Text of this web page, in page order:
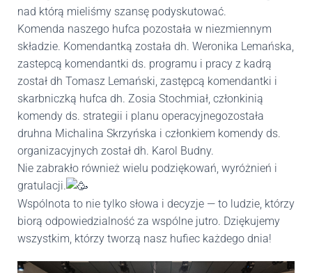
nad którą mieliśmy szansę podyskutować.
Komenda naszego hufca pozostała w niezmiennym
składzie. Komendantką została dh. Weronika Lemańska,
zastepcą komendantki ds. programu i pracy z kadrą
został dh Tomasz Lemański, zastępcą komendantki i
skarbniczką hufca dh. Zosia Stochmiał, członkinią
komendy ds. strategii i planu operacyjnegozostała
druhna Michalina Skrzyńska i członkiem komendy ds.
organizacyjnych został dh. Karol Budny.
Nie zabrakło również wielu podziękowań, wyróżnień i
gratulacji.
Wspólnota to nie tylko słowa i decyzje — to ludzie, którzy
biorą odpowiedzialność za wspólne jutro. Dziękujemy
wszystkim, którzy tworzą nasz hufiec każdego dnia!